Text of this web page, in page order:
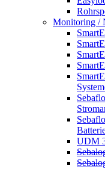
Monitoring /
UDM